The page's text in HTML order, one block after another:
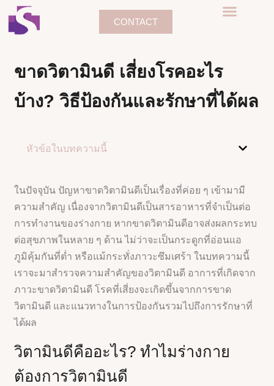
CONTACT
ขาดวิตามินดี เสี่ยงโรคอะไร
บ้าง? วิธีป้องกันและรักษาที่ได้ผล
หัวข้อในบทความนี้
ในปัจจุบัน ปัญหาขาดวิตามินดีเป็นเรื่องที่ค่อย ๆ เข้ามามี
ความสำคัญ เนื่องจากวิตามินดีเป็นสารอาหารที่จำเป็นต่อ
การทำงานของร่างกาย หากขาดวิตามินดีอาจส่งผลกระทบ
ต่อสุขภาพในหลาย ๆ ด้าน ไม่ว่าจะเป็นกระดูกที่อ่อนแอ
ภูมิคุ้มกันที่ต่ำ หรือแม้กระทั่งภาวะซึมเศร้า ในบทความนี้
เราจะมาสำรวจความสำคัญของวิตามินดี อาการที่เกิดจาก
ภาวะขาดวิตามินดี โรคที่เสี่ยงจะเกิดขึ้นจากการขาด
วิตามินดี และแนวทางในการป้องกันรวมไปถึงการรักษาที่
ได้ผล
วิตามินดีคืออะไร? ทำไมร่างกาย
ต้องการวิตามินดี